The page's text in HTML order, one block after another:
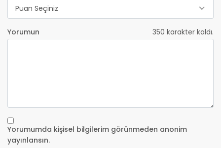
Puan Seçiniz
Yorumun 350 karakter kaldı.
Yorumumda kişisel bilgilerim görünmeden anonim
yayınlansın.